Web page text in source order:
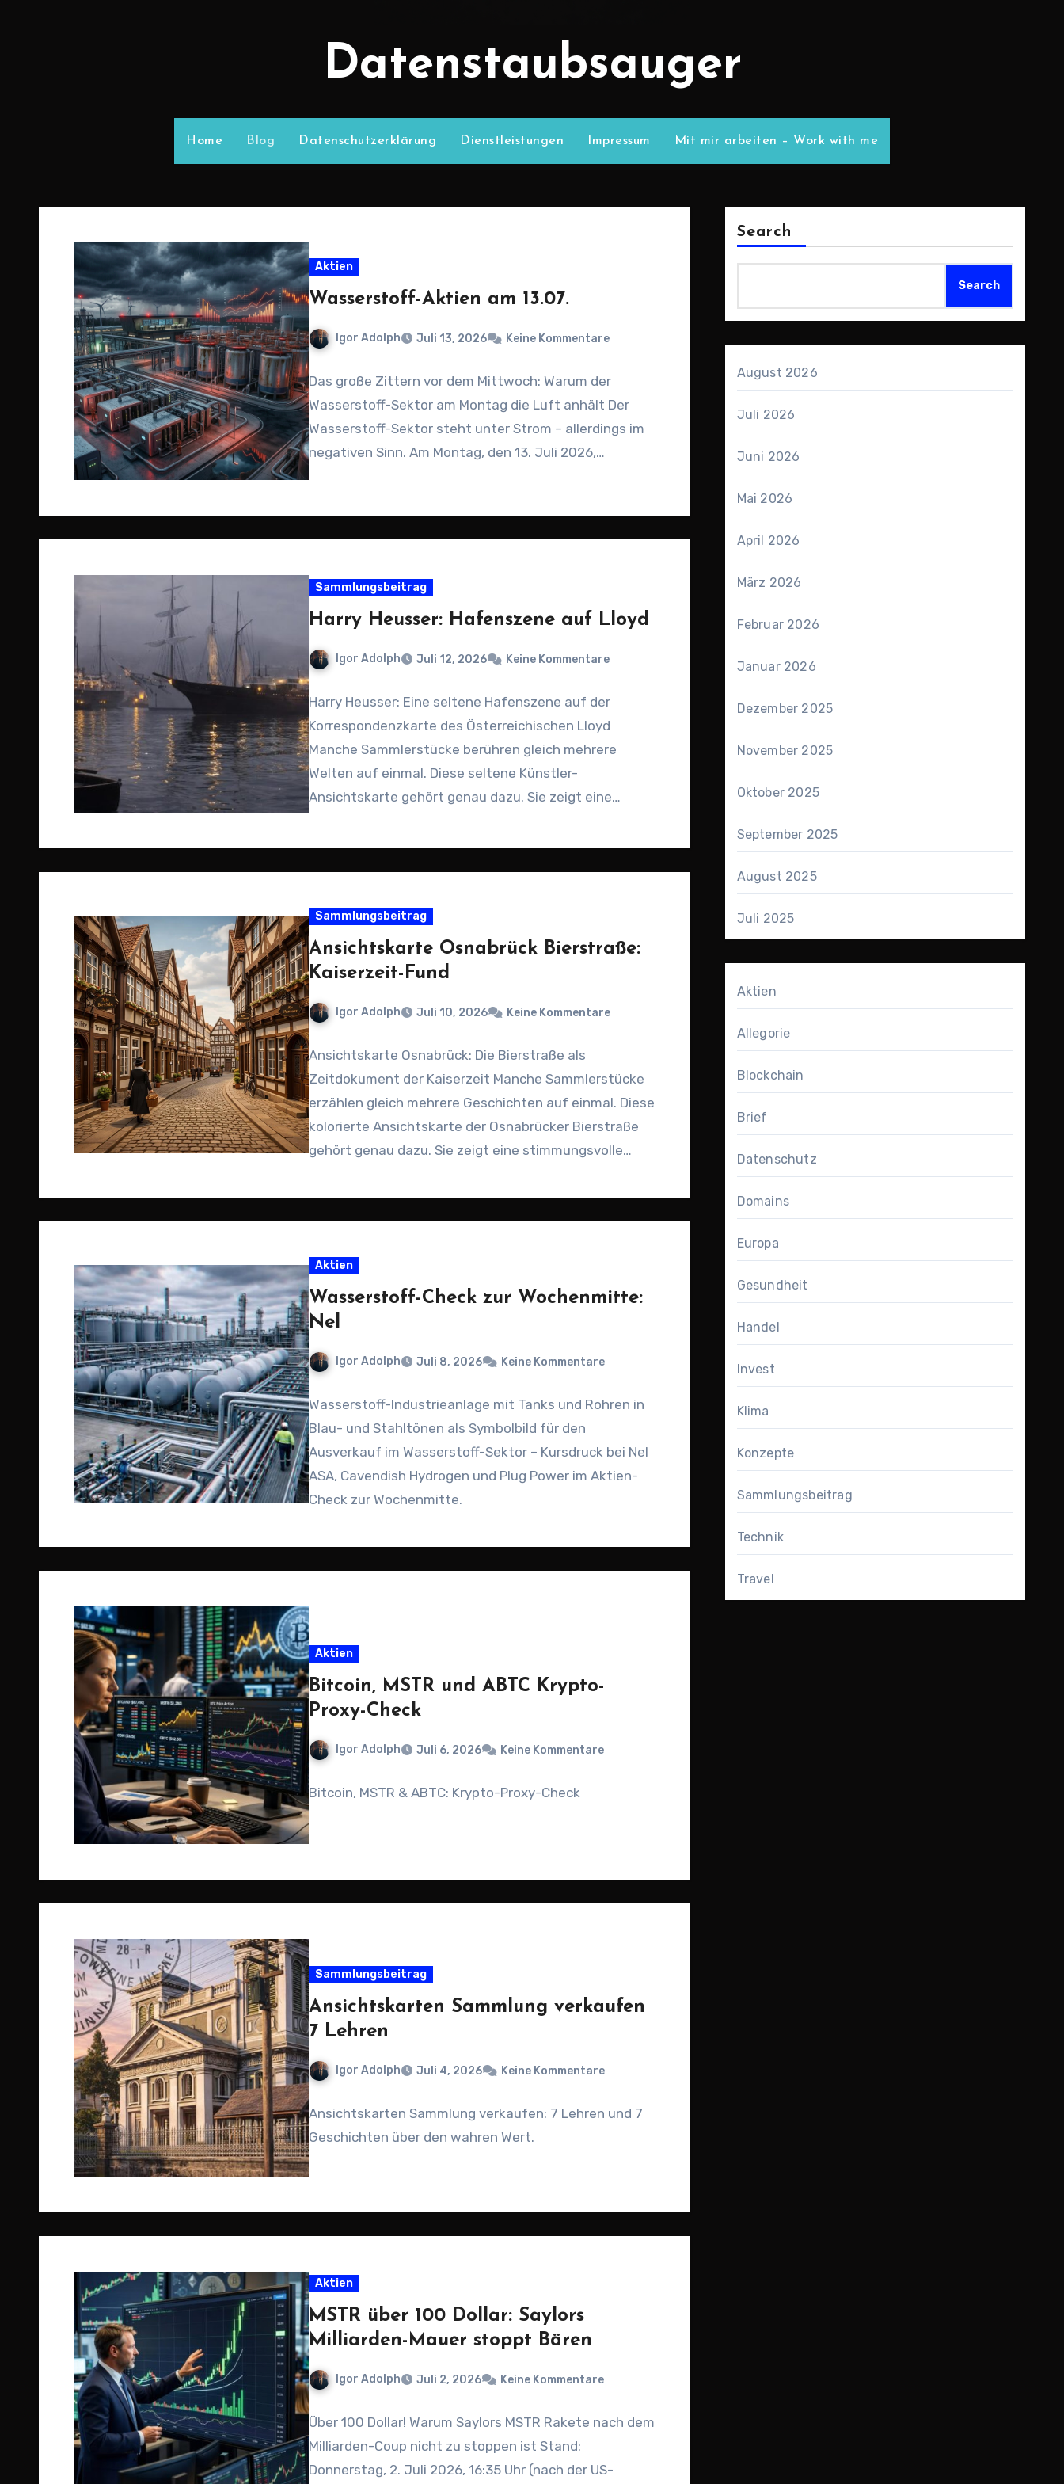
Datenstaubsauger
Home Blog Datenschutzerklärung Dienstleistungen Impressum Mit mir arbeiten – Work with me
Aktien
Wasserstoff-Aktien am 13.07.
Igor Adolph Juli 13, 2026 Keine Kommentare
Das große Zittern vor dem Mittwoch: Warum der
Wasserstoff-Sektor am Montag die Luft anhält Der
Wasserstoff-Sektor steht unter Strom – allerdings im
negativen Sinn. Am Montag, den 13. Juli 2026,…
Sammlungsbeitrag
Harry Heusser: Hafenszene auf Lloyd
Igor Adolph Juli 12, 2026 Keine Kommentare
Harry Heusser: Eine seltene Hafenszene auf der
Korrespondenzkarte des Österreichischen Lloyd
Manche Sammlerstücke berühren gleich mehrere
Welten auf einmal. Diese seltene Künstler-
Ansichtskarte gehört genau dazu. Sie zeigt eine
Sammlungsbeitrag
Ansichtskarte Osnabrück Bierstraße:
Kaiserzeit-Fund
Igor Adolph Juli 10, 2026 Keine Kommentare
Ansichtskarte Osnabrück: Die Bierstraße als
Zeitdokument der Kaiserzeit Manche Sammlerstücke
erzählen gleich mehrere Geschichten auf einmal. Diese
kolorierte Ansichtskarte der Osnabrücker Bierstraße
gehört genau dazu. Sie zeigt eine stimmungsvolle
Aktien
Wasserstoff-Check zur Wochenmitte:
Nel
Igor Adolph Juli 8, 2026 Keine Kommentare
Wasserstoff-Industrieanlage mit Tanks und Rohren in
Blau- und Stahltönen als Symbolbild für den
Ausverkauf im Wasserstoff-Sektor – Kursdruck bei Nel
ASA, Cavendish Hydrogen und Plug Power im Aktien-
Check zur Wochenmitte.
Aktien
Bitcoin, MSTR und ABTC Krypto-
Proxy-Check
Igor Adolph Juli 6, 2026 Keine Kommentare
Bitcoin, MSTR & ABTC: Krypto-Proxy-Check
Sammlungsbeitrag
Ansichtskarten Sammlung verkaufen
7 Lehren
Igor Adolph Juli 4, 2026 Keine Kommentare
Ansichtskarten Sammlung verkaufen: 7 Lehren und 7
Geschichten über den wahren Wert.
Aktien
MSTR über 100 Dollar: Saylors
Milliarden-Mauer stoppt Bären
Igor Adolph Juli 2, 2026 Keine Kommentare
Über 100 Dollar! Warum Saylors MSTR Rakete nach dem
Milliarden-Coup nicht zu stoppen ist Stand:
Donnerstag, 2. Juli 2026, 16:35 Uhr (nach der US-
Search
Search
August 2026
Juli 2026
Juni 2026
Mai 2026
April 2026
März 2026
Februar 2026
Januar 2026
Dezember 2025
November 2025
Oktober 2025
September 2025
August 2025
Juli 2025
Aktien
Allegorie
Blockchain
Brief
Datenschutz
Domains
Europa
Gesundheit
Handel
Invest
Klima
Konzepte
Sammlungsbeitrag
Technik
Travel